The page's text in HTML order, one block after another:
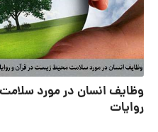
وظایف انسان در مورد
روایات